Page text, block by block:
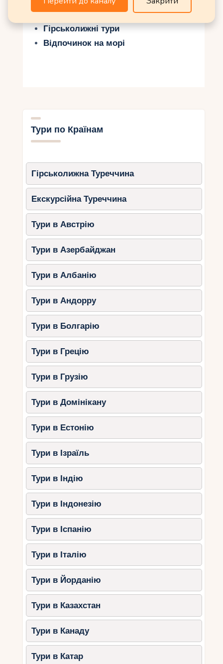
Гарячі тури
Гірськолижні тури
Відпочинок на морі
Тури по Країнам
Гірськолижна Туреччина
Екскурсійна Туреччина
Тури в Австрію
Тури в Азербайджан
Тури в Албанію
Тури в Андорру
Тури в Болгарію
Тури в Грецію
Тури в Грузію
Тури в Домінікану
Тури в Естонію
Тури в Ізраїль
Тури в Індію
Тури в Індонезію
Тури в Іспанію
Тури в Італію
Тури в Йорданію
Тури в Казахстан
Тури в Канаду
Тури в Катар